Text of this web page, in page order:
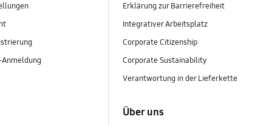
Erklärung zur Barrierefreiheit
Integrativer Arbeitsplatz
Corporate Citizenship
Corporate Sustainability
Verantwortung in der Lieferkette
Über uns